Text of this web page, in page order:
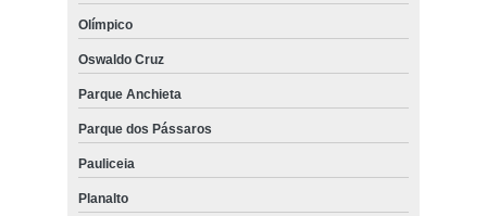
Olímpico
Oswaldo Cruz
Parque Anchieta
Parque dos Pássaros
Pauliceia
Planalto